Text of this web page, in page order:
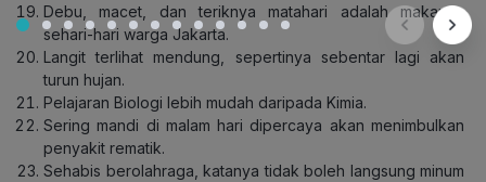
Debu, macet, dan teriknya matahari adalah makanan
sehari-hari warga Jakarta.
Langit terlihat mendung, sepertinya sebentar lagi akan
turun hujan.
Pelajaran Biologi lebih mudah daripada Kimia.
Sering mandi di malam hari dipercaya akan menimbulkan
penyakit rematik.
Sehabis berolahraga, katanya tidak boleh langsung minum